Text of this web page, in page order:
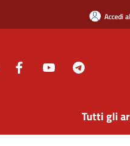
Accedi
Tutti gli